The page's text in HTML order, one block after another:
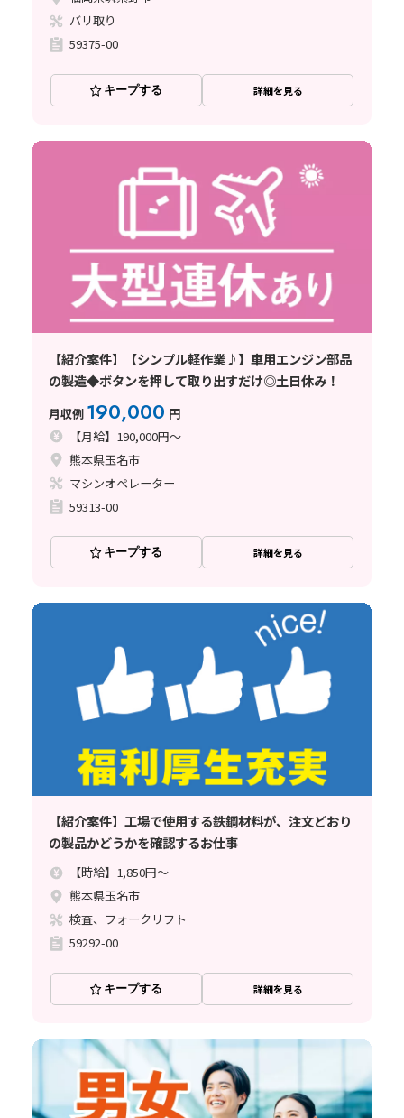
バリ取り
59375-00
キープする 詳細を見る
【紹介案件】【シンプル軽作業♪】車用エンジン部品
の製造◆ボタンを押して取り出すだけ◎土日休み！
月収例 190,000 円
【月給】190,000円～
熊本県玉名市
マシンオペレーター
59313-00
キープする 詳細を見る
【紹介案件】工場で使用する鉄鋼材料が、注文どおり
の製品かどうかを確認するお仕事
【時給】1,850円～
熊本県玉名市
検査、フォークリフト
59292-00
キープする 詳細を見る